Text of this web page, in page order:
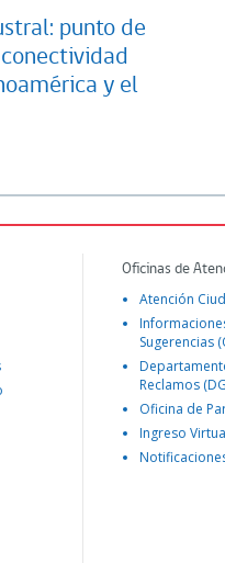
punto de
y el
Oficinas de
Atención
Sugerencias
Reclamos
Oficina de
Ingreso